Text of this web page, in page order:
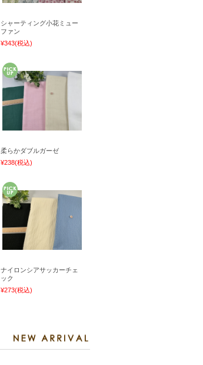
シャーティング小花ミュー
ファン
¥343(税込)
柔らかダブルガーゼ
¥238(税込)
ナイロンシアサッカーチェ
ック
¥273(税込)